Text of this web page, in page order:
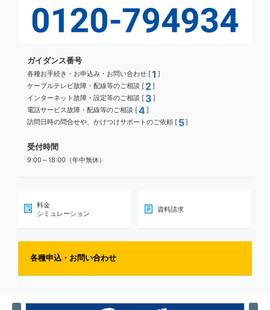
ガイダンス番号
各種お手続き・お申込み・お問い合わせ [1 ]
ケーブルテレビ故障・配線等のご相談 [ 2]
インターネット故障・設定等のご相談 [ 3 ]
電話サービス故障・配線等のご相談 [4]
訪問日時の問合せや、かけつけサポートのご依頼 [ 5]
受付時間
9:00～18:00（年中無休）
料金
シミュレーション
資料請求
各種申込・お問い合わせ